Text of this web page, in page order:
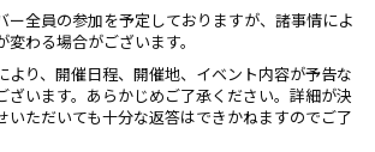
全員の参加を予定しておりますが、諸事情によ
わる場合がございます。
り、開催日程、開催地、イベント内容が予告な
ざいます。あらかじめご了承ください。詳細が決
いただいても十分な返答はできかねますのでご了